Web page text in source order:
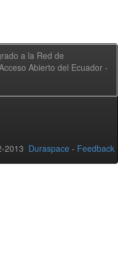
a la Red de
Abierto del Ecuador -
2013 Duraspace - Feedback